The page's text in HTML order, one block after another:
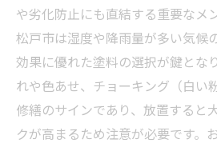
や劣化防止にも直結する重要なメ
松戸市は湿度や降雨量が多い気候
効果に優れた塗料の選択が鍵とな
れや色あせ、チョーキング（白い
修繕のサインであり、放置すると
クが高まるため注意が必要です。